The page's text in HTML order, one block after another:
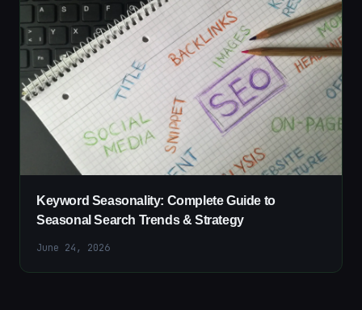
Keyword Seasonality: Complete Guide to
Seasonal Search Trends & Strategy
June 24, 2026